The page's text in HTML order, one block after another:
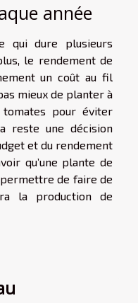
année
qui dure plusieurs
le rendement de
un coût au fil
mieux de planter à
pour éviter
reste une décision
et du rendement
qu’une plante de
de faire de
la production de